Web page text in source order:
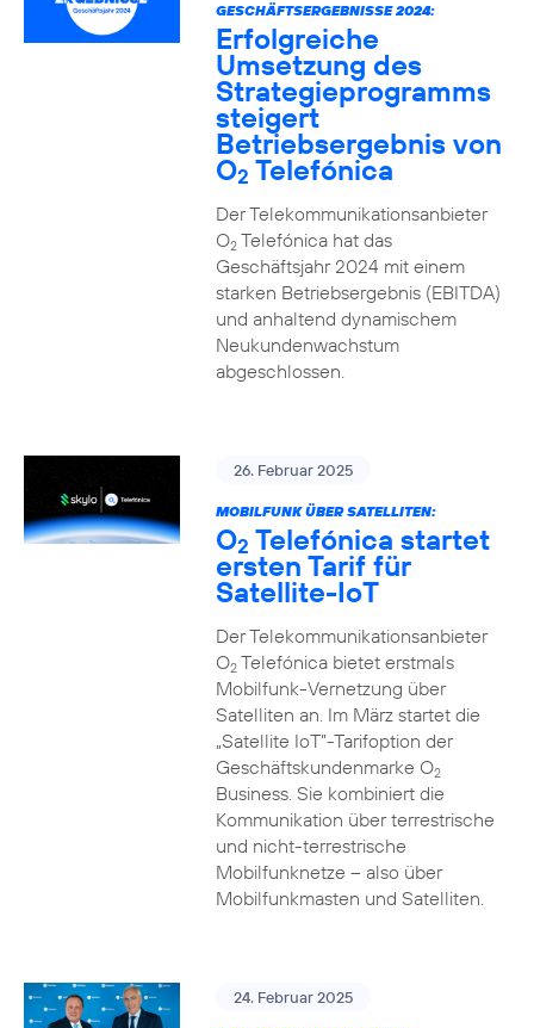
GESCHÄFTSERGEBNISSE 2024:
Erfolgreiche
Umsetzung des
Strategieprogramms
steigert
Betriebsergebnis von
O2 Telefónica
Der Telekommunikationsanbieter
O2Telefónica hat das
Geschäftsjahr 2024 mit einem
starken Betriebsergebnis (EBITDA)
und anhaltend dynamischem
Neukundenwachstum
abgeschlossen.
26. Februar 2025
MOBILFUNK ÜBER SATELLITEN:
O2 Telefónica startet
ersten Tarif für
Satellite-IoT
Der Telekommunikationsanbieter
O2Telefónica bietet erstmals
Mobilfunk-Vernetzung über
Satelliten an. Im März startet die
„Satellite IoT”-Tarifoption der
Geschäftskundenmarke O2
Business. Sie kombiniert die
Kommunikation über terrestrische
und nicht-terrestrische
Mobilfunknetze – also über
Mobilfunkmasten und Satelliten.
24. Februar 2025